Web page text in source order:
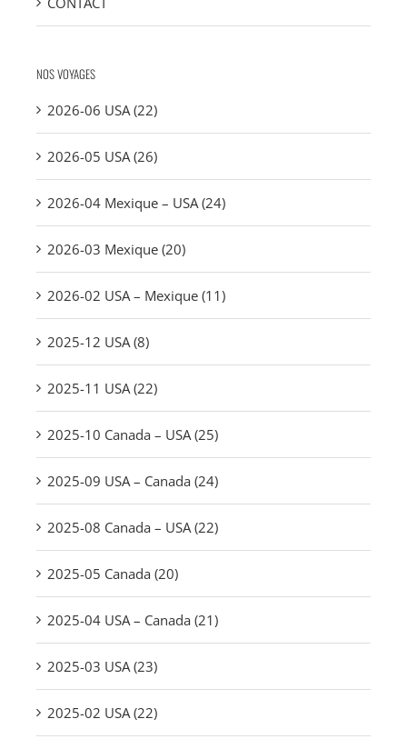
NOS VOYAGES
2026-06 USA (22)
2026-05 USA (26)
2026-04 Mexique – USA (24)
2026-03 Mexique (20)
2026-02 USA – Mexique (11)
2025-12 USA (8)
2025-11 USA (22)
2025-10 Canada – USA (25)
2025-09 USA – Canada (24)
2025-08 Canada – USA (22)
2025-05 Canada (20)
2025-04 USA – Canada (21)
2025-03 USA (23)
2025-02 USA (22)